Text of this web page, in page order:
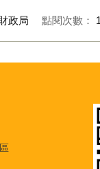
政局 點閱次數：